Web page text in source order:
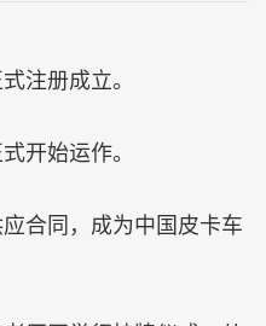
注册成立。
开始运作。
合同，成为中国皮卡车